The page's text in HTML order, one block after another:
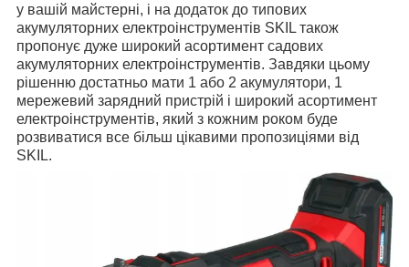
у вашій майстерні, і на додаток до типових
акумуляторних електроінструментів SKIL також
пропонує дуже широкий асортимент садових
акумуляторних електроінструментів. Завдяки цьому
рішенню достатньо мати 1 або 2 акумулятори, 1
мережевий зарядний пристрій і широкий асортимент
електроінструментів, який з кожним роком буде
розвиватися все більш цікавими пропозиціями від
SKIL.